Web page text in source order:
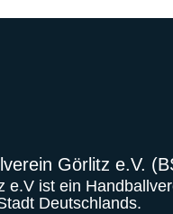
Görlitz e.V.
e.V ist ein
Deutschlands.